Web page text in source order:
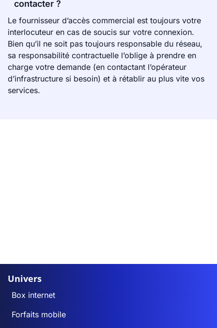
contacter ?
Le fournisseur d’accès commercial est toujours votre
interlocuteur en cas de soucis sur votre connexion.
Bien qu’il ne soit pas toujours responsable du réseau,
sa responsabilité contractuelle l’oblige à prendre en
charge votre demande (en contactant l’opérateur
d’infrastructure si besoin) et à rétablir au plus vite vos
services.
Univers
Box internet
Forfaits mobile